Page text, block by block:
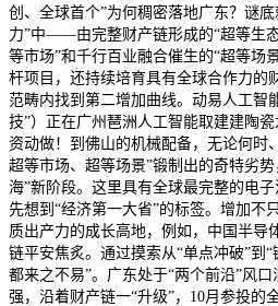
创、全球首个”为何稠密落地广东？谜
力”中——由完整财产链形成的“超等生
等市场”和千行百业融合催生的“超等场
杆项目，还持续培育具有全球合作力的
范畴内找到第二增加曲线。动易人工智
技”）正在广州琶洲人工智能取建建陶
资动做！到佛山的机械配备，无论何时
超等市场、超等场景”锻制出的奇特劣
海”新阶段。这里具有全球最完整的电
先想到“经济第一大省”的标签。增加不
质出产力的成长高地，例如，中国半导
链平安焦炙。通过摸索从“单点冲破”到
都来之不易”。广东处于“两个前沿”风
强，沿着财产链一“升级”，10月参投的